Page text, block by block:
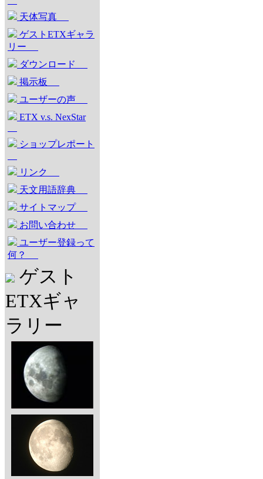
天体写真
ゲストETXギャラ
リー
ダウンロード
掲示板
ユーザーの声
ETX v.s. NexStar
ショップレポート
リンク
天文用語辞典
サイトマップ
お問い合わせ
ユーザー登録って
何？
ゲスト
ETXギャ
ラリー